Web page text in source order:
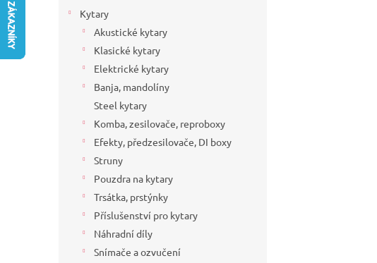
Kytary
Akustické kytary
Klasické kytary
Elektrické kytary
Banja, mandolíny
Steel kytary
Komba, zesilovače, reproboxy
Efekty, předzesilovače, DI boxy
Struny
Pouzdra na kytary
Trsátka, prstýnky
Příslušenství pro kytary
Náhradní díly
Snímače a ozvučení